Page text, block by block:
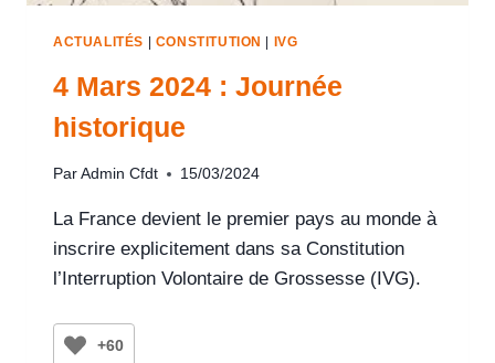
ACTUALITÉS | CONSTITUTION | IVG
4 Mars 2024 : Journée
historique
Par Admin Cfdt 15/03/2024
La France devient le premier pays au monde à
inscrire explicitement dans sa Constitution
l’Interruption Volontaire de Grossesse (IVG).
+60